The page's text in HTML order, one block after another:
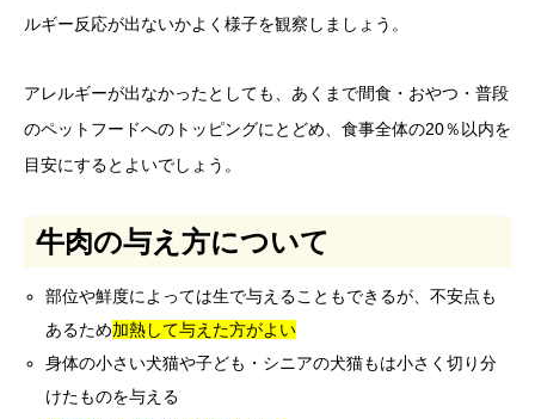
ルギー反応が出ないかよく様子を観察しましょう。
アレルギーが出なかったとしても、あくまで間食・おやつ・普段
のペットフードへのトッピングにとどめ、食事全体の20％以内を
目安にするとよいでしょう。
牛肉の与え方について
部位や鮮度によっては生で与えることもできるが、不安点も
あるため加熱して与えた方がよい
身体の小さい犬猫や子ども・シニアの犬猫もは小さく切り分
けたものを与える